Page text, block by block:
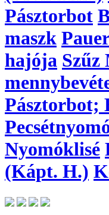
Pásztorbot
maszk
hajója Szűz
Pásztorbot;
Nyomóklisé
(Kápt. H.)